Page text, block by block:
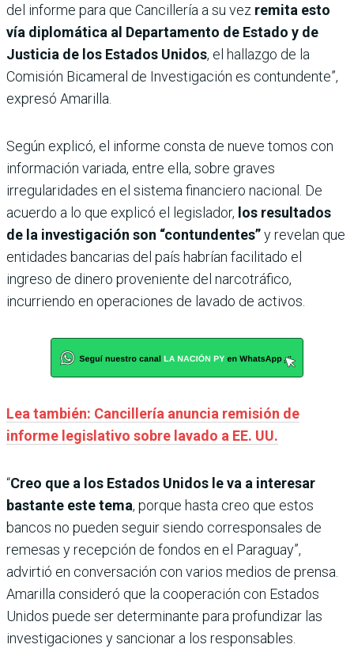
del informe para que Cancillería a su vez remita esto
vía diplomática al Departamento de Estado y de
Justicia de los Estados Unidos, el hallazgo de la
Comisión Bicameral de Investigación es contundente”,
expresó Amarilla.
Según explicó, el informe consta de nueve tomos con
información variada, entre ella, sobre graves
irregularidades en el sistema financiero nacional. De
acuerdo a lo que explicó el legislador, los resultados
de la investigación son “contundentes”y revelan que
entidades bancarias del país habrían facilitado el
ingreso de dinero proveniente del narcotráfico,
incurriendo en operaciones de lavado de activos.
Lea también: Cancillería anuncia remisión de
informe legislativo sobre lavado a EE. UU.
“Creo que a los Estados Unidos le va a interesar
bastante este tema, porque hasta creo que estos
bancos no pueden seguir siendo corresponsales de
remesas y recepción de fondos en el Paraguay”,
advirtió en conversación con varios medios de prensa.
Amarilla consideró que la cooperación con Estados
Unidos puede ser determinante para profundizar las
investigaciones y sancionar a los responsables.